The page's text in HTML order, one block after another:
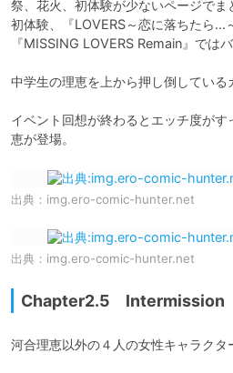
祭、花火、初体験が少ないページでま
初体験、『LOVERS～恋に落ちたら…
『MISSING LOVERS Remain』ではバ
中学生の理恵を上から押し倒している
イベント回想が終わるとエッチ度が
恵が登場。
出典： img.ero-comic-hunter.net
出典： img.ero-comic-hunter.net
Chapter2.5 Intermission
河合理恵以外の４人の女性キャラクタ